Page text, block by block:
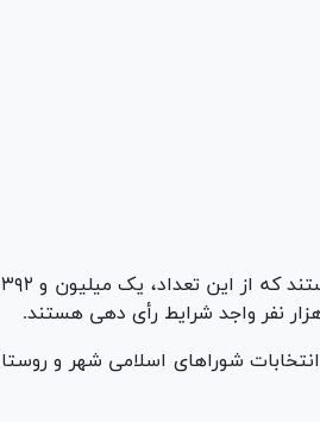
که از این تعداد، یک میلیون و ۳۹۲
نفر واجد شرایط رأی دهی هستند.
شورا‌های اسلامی شهر و روستا